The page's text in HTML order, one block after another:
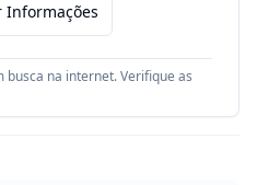
Informações
na internet. Verifique as